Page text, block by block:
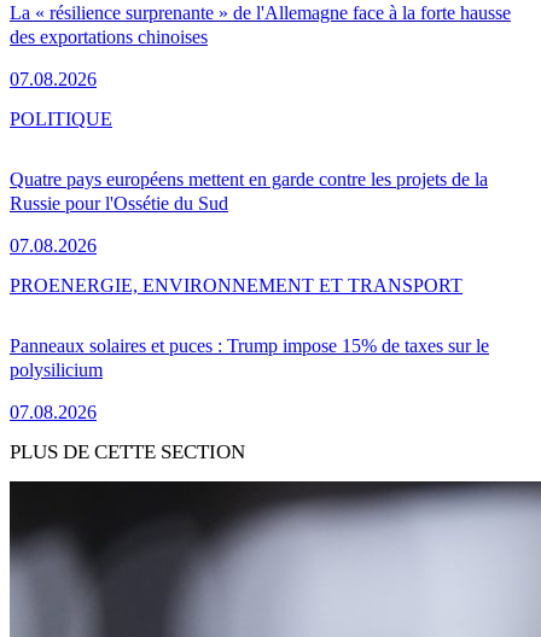
La « résilience surprenante » de l'Allemagne face à la forte hausse
des exportations chinoises
07.08.2026
Quatre pays européens mettent en garde contre les projets de la
Russie pour l'Ossétie du Sud
07.08.2026
POLITIQUE
Panneaux solaires et puces : Trump impose 15% de taxes sur le
polysilicium
07.08.2026
PROENERGIE, ENVIRONNEMENT ET TRANSPORT
PLUS DE CETTE SECTION